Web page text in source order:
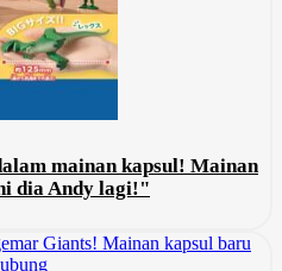
mainan kapsul! Mainan
dia Andy lagi!"